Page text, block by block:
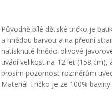
Původně bílé dětské tričko je
a hnědou barvou a na přední
natisknuté hnědo-olivové
uvádí velikost na 12 let (158 cm),
prosím pozornost rozměrům
Materiál Tričko je ze 100%